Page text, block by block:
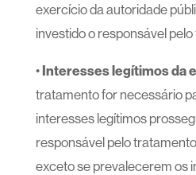
exercício da autoridade
investido o responsável
•Interesses legítimos da
tratamento for necessário
interesses legítimos
responsável pelo
exceto se prevalecerem os